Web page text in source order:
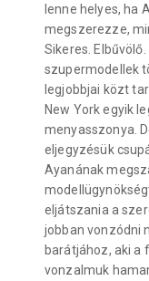
lenne helyes, ha
megszerezze,
Sikeres.
szupermodellek
legjobbjai közt
New York egyik
menyasszonya.
eljegyzésük
Ayanának
eljátszania a
jobban vonzódni
barátjához, aki a
vonzalmuk